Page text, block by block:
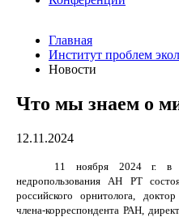
Главная
Институт проблем
Новости
Что мы знаем о
12.11.2024
11 ноября 2024 г. в
недропользования АН РТ
российского орнитолога,
члена-корреспондента РАН,